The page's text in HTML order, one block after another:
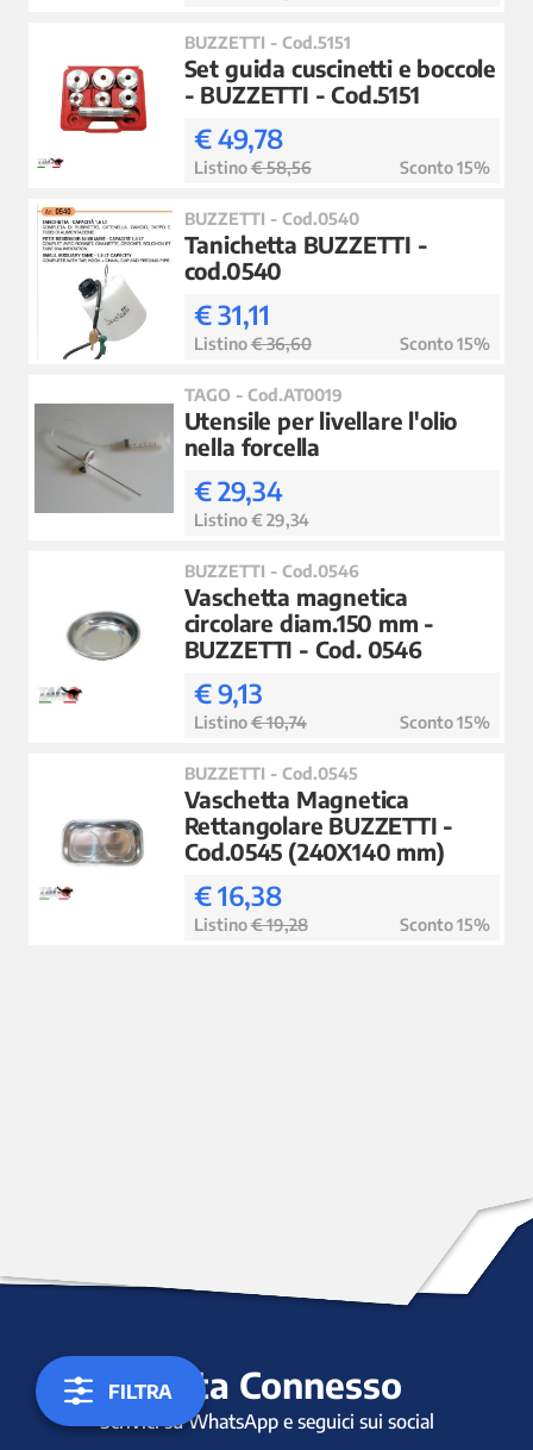
FILTRA
BUZZETTI - Cod.5151
Set guida cuscinetti e boccole
- BUZZETTI - Cod.5151
€ 49,78
Listino€ 58,56 Sconto 15%
BUZZETTI - Cod.0540
Tanichetta BUZZETTI -
cod.0540
€ 31,11
Listino€ 36,60 Sconto 15%
TAGO - Cod.AT0019
Utensile per livellare l'olio
nella forcella
€ 29,34
Listino € 29,34
BUZZETTI - Cod.0546
Vaschetta magnetica
circolare diam.150 mm -
BUZZETTI - Cod. 0546
€ 9,13
Listino€ 10,74 Sconto 15%
BUZZETTI - Cod.0545
Vaschetta Magnetica
Rettangolare BUZZETTI -
Cod.0545 (240X140 mm)
€ 16,38
Listino€ 19,28 Sconto 15%
Resta Connesso
Scrivici su WhatsApp e seguici sui social